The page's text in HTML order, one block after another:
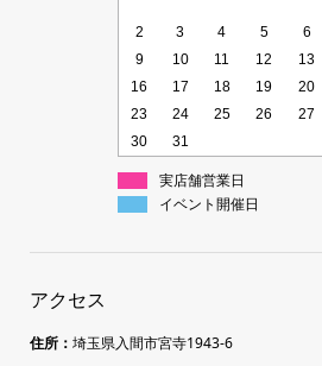
2
3 4 5 6
9
10 11 12 13
16
17 18 19 20
23
24 25 26 27
30
31
実店舗営業日
イベント開催日
アクセス
住所： 埼玉県入間市宮寺1943-6